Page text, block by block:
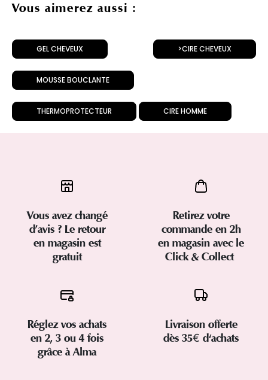
Vous aimerez aussi :
GEL CHEVEUX >CIRE CHEVEUX
MOUSSE BOUCLANTE
THERMOPROTECTEUR CIRE HOMME
Vous avez changé
d’avis ? Le retour
en magasin est
gratuit
Retirez votre
commande en 2h
en magasin avec le
Click & Collect
Réglez vos achats
en 2, 3 ou 4 fois
grâce à Alma
Livraison offerte
dès 35€ d'achats